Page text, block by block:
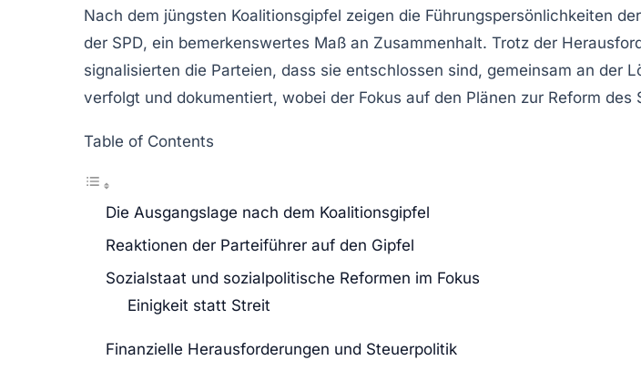
Nach dem jüngsten Koalitionsgipfel zeigen die Führungspersönlichkeiten
der SPD, ein bemerkenswertes Maß an Zusammenhalt. Trotz der
signalisierten die Parteien, dass sie entschlossen sind, gemeinsam an der
verfolgt und dokumentiert, wobei der Fokus auf den Plänen zur Reform
Table of Contents
Die Ausgangslage nach dem Koalitionsgipfel
Reaktionen der Parteiführer auf den Gipfel
Sozialstaat und sozialpolitische Reformen im Fokus
Einigkeit statt Streit
Finanzielle Herausforderungen und Steuerpolitik